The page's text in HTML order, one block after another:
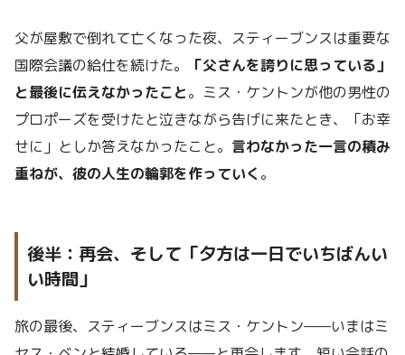
父が屋敷で倒れて亡くなった夜、スティーブンスは重要な
国際会議の給仕を続けた。
「父さんを誇りに思っている」
と最後に伝えなかったこと。ミス・ケントンが他の男性の
プロポーズを受けたと泣きながら告げに来たとき、「お幸
せに」としか答えなかったこと。 言わなかった一言の積み
重ねが、彼の人生の輪郭を作っていく 。
後半：再会、そして「夕方は一日でいちばんい
い時間」
旅の最後、スティーブンスはミス・ケントン——いまはミ